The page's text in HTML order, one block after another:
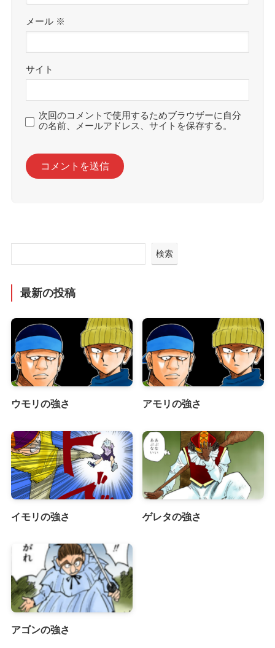
メール ※
サイト
次回のコメントで使用するためブラウザーに自分
の名前、メールアドレス、サイトを保存する。
検索
最新の投稿
ウモリの強さ アモリの強さ
イモリの強さ ゲレタの強さ
アゴンの強さ